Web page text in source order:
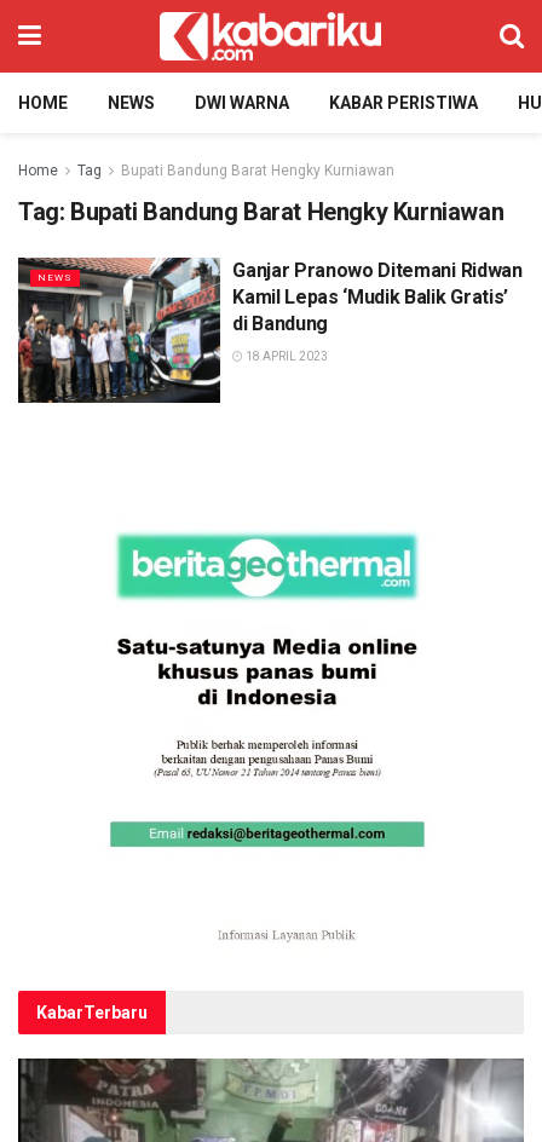
HOME NEWS DWI WARNA KABAR PERISTIWA
Home Tag Bupati Bandung Barat Hengky Kurniawan
Tag: Bupati Bandung Barat Hengky Kurniawan
NEWS
Ganjar Pranowo Ditemani Ridwan
Kamil Lepas ‘Mudik Balik Gratis’
di Bandung
18 APRIL 2023
KabarTerbaru